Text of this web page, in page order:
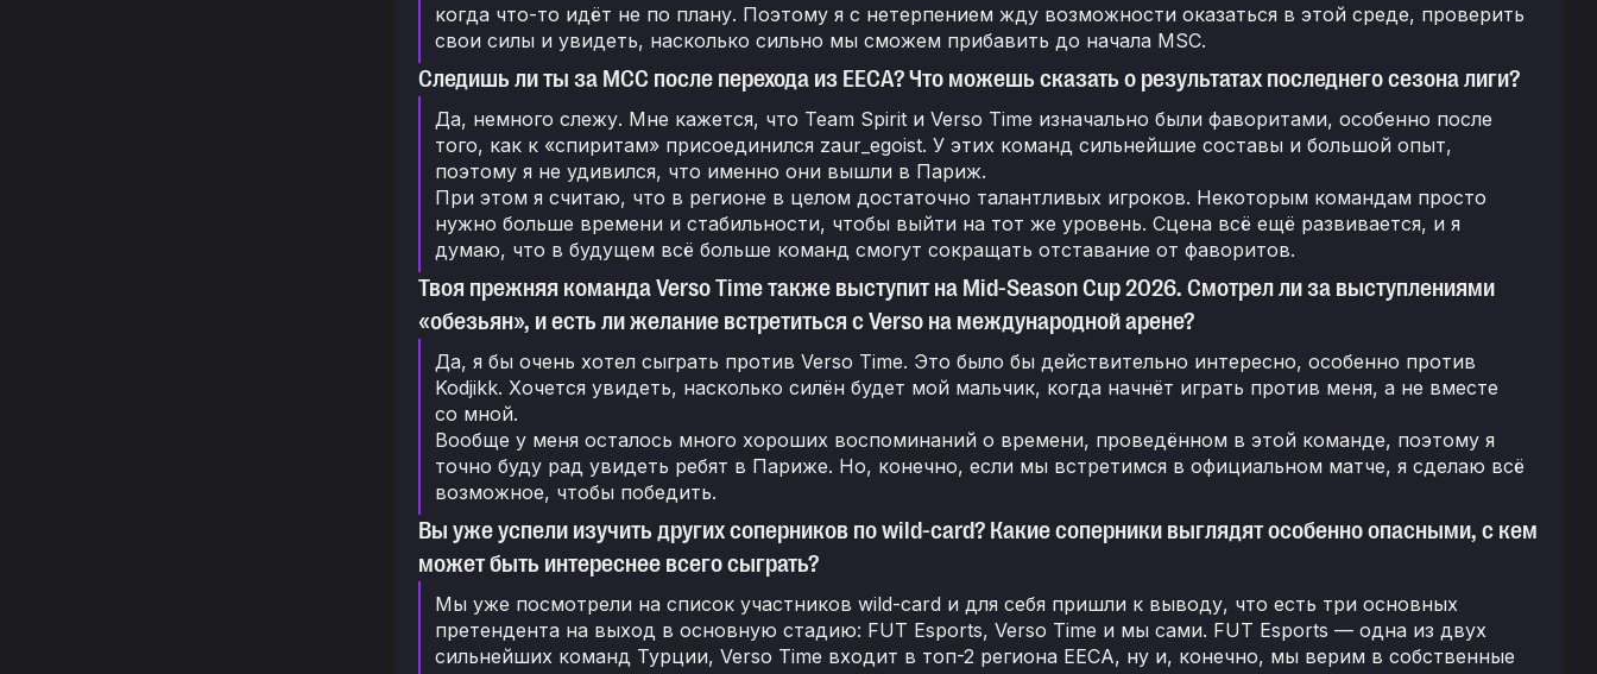
когда что-то идёт не по плану. Поэтому я с нетерпением жду возможности оказаться в этой среде, проверить
свои силы и увидеть, насколько сильно мы сможем прибавить до начала MSC.
Следишь ли ты за MCC после перехода из EECA? Что можешь сказать о результатах последнего сезона лиги?
Да, немного слежу. Мне кажется, что Team Spirit и Verso Time изначально были фаворитами, особенно после
того, как к «спиритам» присоединился zaur_egoist. У этих команд сильнейшие составы и большой опыт,
поэтому я не удивился, что именно они вышли в Париж.
При этом я считаю, что в регионе в целом достаточно талантливых игроков. Некоторым командам просто
нужно больше времени и стабильности, чтобы выйти на тот же уровень. Сцена всё ещё развивается, и я
думаю, что в будущем всё больше команд смогут сокращать отставание от фаворитов.
Твоя прежняя команда Verso Time также выступит на Mid-Season Cup 2026. Смотрел ли за выступлениями
«обезьян», и есть ли желание встретиться с Verso на международной арене?
Да, я бы очень хотел сыграть против Verso Time. Это было бы действительно интересно, особенно против
Kodjikk. Хочется увидеть, насколько силён будет мой мальчик, когда начнёт играть против меня, а не вместе
со мной.
Вообще у меня осталось много хороших воспоминаний о времени, проведённом в этой команде, поэтому я
точно буду рад увидеть ребят в Париже. Но, конечно, если мы встретимся в официальном матче, я сделаю всё
возможное, чтобы победить.
Вы уже успели изучить других соперников по wild-card? Какие соперники выглядят особенно опасными, с кем
может быть интереснее всего сыграть?
Мы уже посмотрели на список участников wild-card и для себя пришли к выводу, что есть три основных
претендента на выход в основную стадию: FUT Esports, Verso Time и мы сами. FUT Esports — одна из двух
сильнейших команд Турции, Verso Time входит в топ-2 региона EECA, ну и, конечно, мы верим в собственные